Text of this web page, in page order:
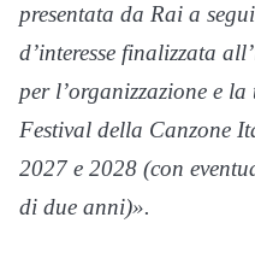
presentata da Rai a
d’interesse finalizzata
per l’organizzazione e
Festival della Canzone
2027 e 2028 (con
di due anni)».